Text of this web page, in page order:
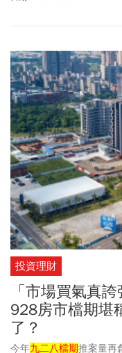
投資理財
「市場買氣真
928房市檔期
了？
今年九二八檔期推案量再